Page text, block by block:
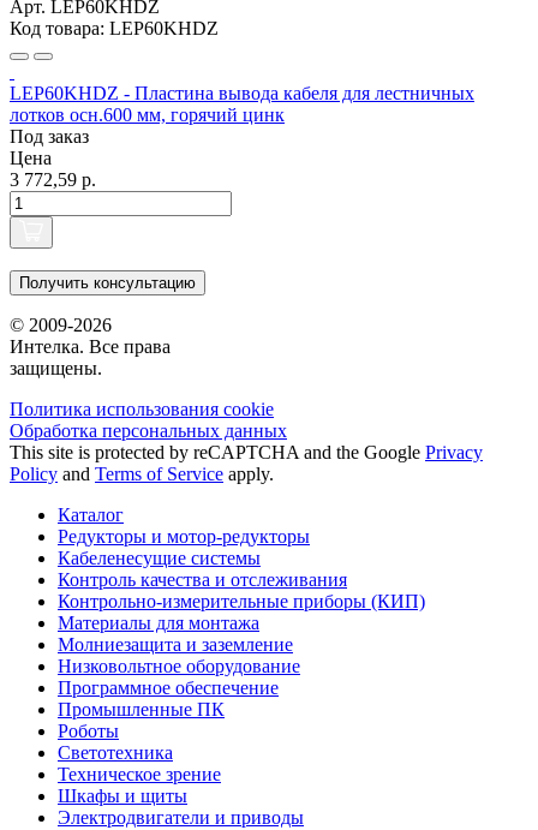
Арт. LEP60KHDZ
Код товара: LEP60KHDZ
LEP60KHDZ - Пластина вывода кабеля для лестничных
лотков осн.600 мм, горячий цинк
Под заказ
Цена
3 772,59 р.
Получить консультацию
© 2009-2026
Интелка. Все права
защищены.
Политика использования сookie
Обработка персональных данных
This site is protected by reCAPTCHA and the Google Privacy
Policy and Terms of Service apply.
Каталог
Редукторы и мотор-редукторы
Кабеленесущие системы
Контроль качества и отслеживания
Контрольно-измерительные приборы (КИП)
Материалы для монтажа
Молниезащита и заземление
Низковольтное оборудование
Программное обеспечение
Промышленные ПК
Роботы
Светотехника
Техническое зрение
Шкафы и щиты
Электродвигатели и приводы